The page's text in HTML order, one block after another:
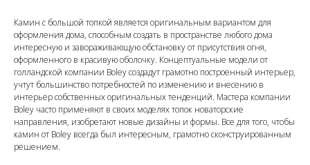
Камин с большой топкой является оригинальным вариантом для
оформления дома, способным создать в пространстве любого дома
интересную и завораживающую обстановку от присутствия огня,
оформленного в красивую оболочку. Концептуальные модели от
голландской компании Boley создадут грамотно построенный интерьер,
учтут большинство потребностей по изменению и внесению в
интерьер собственных оригинальных тенденций. Мастера компании
Boley часто применяют в своих моделях топок новаторские
направления, изобретают новые дизайны и формы. Все для того, чтобы
камин от Boley всегда был интересным, грамотно сконструированным
решением.